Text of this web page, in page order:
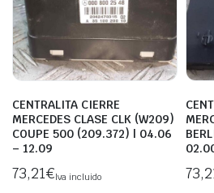
CENTRALITA CIERRE
MERCEDES CLASE CLK (W209)
COUPE 500 (209.372) | 04.06
– 12.09
73,21€Iva incluido